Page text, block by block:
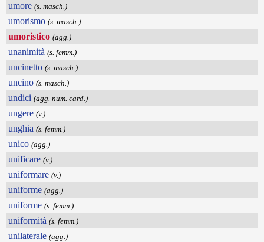
umore (s. masch.)
umorismo (s. masch.)
umoristico (agg.)
unanimità (s. femm.)
uncinetto (s. masch.)
uncino (s. masch.)
undici (agg. num. card.)
ungere (v.)
unghia (s. femm.)
unico (agg.)
unificare (v.)
uniformare (v.)
uniforme (agg.)
uniforme (s. femm.)
uniformità (s. femm.)
unilaterale (agg.)